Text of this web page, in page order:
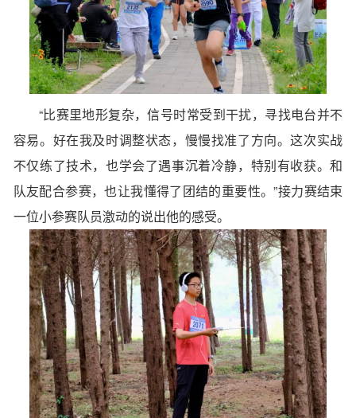
“比赛里地形复杂，信号时常受到干扰，寻找电台并不
容易。好在我及时调整状态，慢慢找准了方向。这次实战
不仅练了技术，也学会了遇事沉着冷静，特别有收获。和
队友配合参赛，也让我懂得了团结的重要性。”接力赛结束
一位小参赛队员激动的说出他的感受。